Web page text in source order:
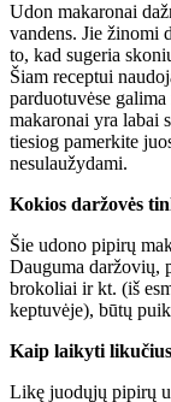
Udon makaronai
vandens. Jie žinomi
to, kad sugeria
Šiam receptui
parduotuvėse
makaronai yra labai
tiesiog pamerkite
nesulaužydami.
Kokios daržovės
Šie udono pipirų
Dauguma daržovių,
brokoliai ir kt. (iš
keptuvėje), būtų
Kaip laikyti
Likę juodųjų pipirų